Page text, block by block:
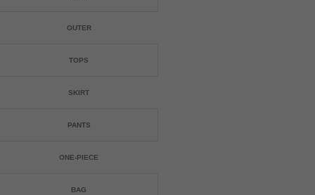
OUTER
TOPS
SKIRT
PANTS
ONE-PIECE
BAG